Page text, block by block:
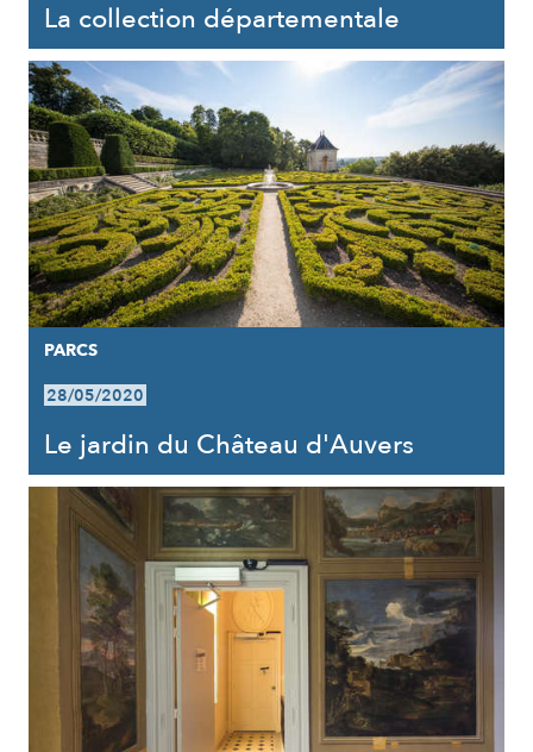
La collection départementale
PARCS
28/05/2020
Le jardin du Château d'Auvers